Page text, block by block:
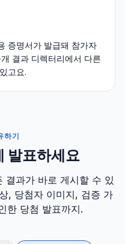
증명서가 발급돼 참가자
결과 디렉터리에서 다른
고요.
하기
발표하세요
결과가 바로 게시할 수 있
, 당첨자 이미지, 검증 가
한 당첨 발표까지.